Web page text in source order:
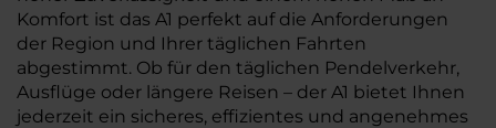
Komfort ist das A1 perfekt auf die Anforderungen
der Region und Ihrer täglichen Fahrten
abgestimmt. Ob für den täglichen Pendelverkehr,
Ausflüge oder längere Reisen – der A1 bietet Ihnen
jederzeit ein sicheres, effizientes und angenehmes